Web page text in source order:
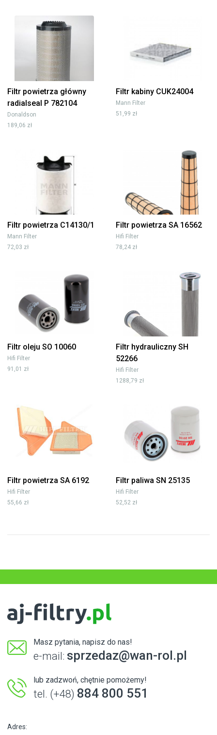
Filtr powietrza główny
radialseal P 782104
Donaldson
189,06 zł
Filtr kabiny CUK24004
Mann Filter
51,99 zł
Filtr powietrza C14130/1
Mann Filter
72,03 zł
Filtr powietrza SA 16562
Hifi Filter
78,24 zł
Filtr oleju SO 10060
Hifi Filter
91,01 zł
Filtr hydrauliczny SH
52266
Hifi Filter
1288,79 zł
Filtr powietrza SA 6192
Hifi Filter
55,66 zł
Filtr paliwa SN 25135
Hifi Filter
52,52 zł
Masz pytania, napisz do nas!
e-mail: sprzedaz@wan-rol.pl
lub zadzwoń, chętnie pomożemy!
tel. (+48) 884 800 551
Adres: